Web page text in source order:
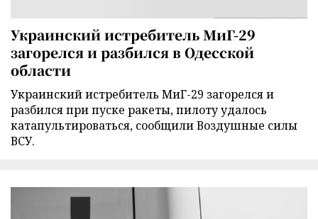
Украинский истребитель МиГ-29
загорелся и разбился в Одесской
области
Украинский истребитель МиГ-29 загорелся и
разбился при пуске ракеты, пилоту удалось
катапультироваться, сообщили Воздушные силы
ВСУ.